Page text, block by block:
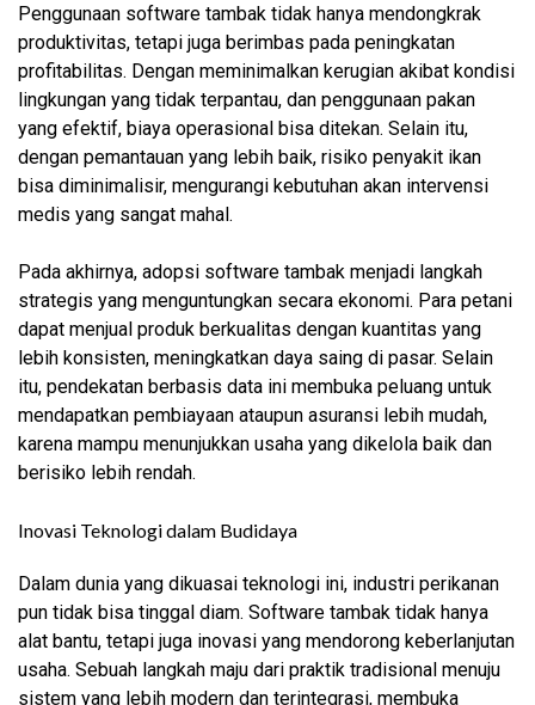
Penggunaan software tambak tidak hanya mendongkrak
produktivitas, tetapi juga berimbas pada peningkatan
profitabilitas. Dengan meminimalkan kerugian akibat kondisi
lingkungan yang tidak terpantau, dan penggunaan pakan
yang efektif, biaya operasional bisa ditekan. Selain itu,
dengan pemantauan yang lebih baik, risiko penyakit ikan
bisa diminimalisir, mengurangi kebutuhan akan intervensi
medis yang sangat mahal.
Pada akhirnya, adopsi software tambak menjadi langkah
strategis yang menguntungkan secara ekonomi. Para petani
dapat menjual produk berkualitas dengan kuantitas yang
lebih konsisten, meningkatkan daya saing di pasar. Selain
itu, pendekatan berbasis data ini membuka peluang untuk
mendapatkan pembiayaan ataupun asuransi lebih mudah,
karena mampu menunjukkan usaha yang dikelola baik dan
berisiko lebih rendah.
Inovasi Teknologi dalam Budidaya
Dalam dunia yang dikuasai teknologi ini, industri perikanan
pun tidak bisa tinggal diam. Software tambak tidak hanya
alat bantu, tetapi juga inovasi yang mendorong keberlanjutan
usaha. Sebuah langkah maju dari praktik tradisional menuju
sistem yang lebih modern dan terintegrasi, membuka